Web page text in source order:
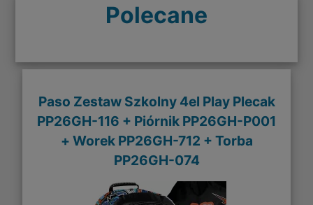
Polecane
Paso Zestaw Szkolny 4el Play Plecak
PP26GH-116 + Piórnik PP26GH-P001
+ Worek PP26GH-712 + Torba
PP26GH-074